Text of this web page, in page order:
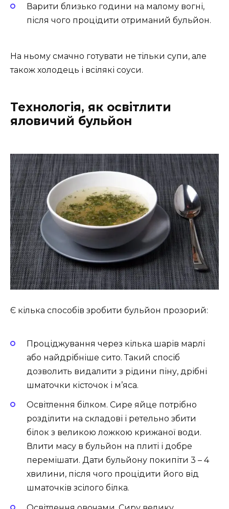
Варити близько години на малому вогні,
після чого процідити отриманий бульйон.
На ньому смачно готувати не тільки супи, але
також холодець і всілякі соуси.
Технологія, як освітлити
яловичий бульйон
Є кілька способів зробити бульйон прозорий:
Проціджування через кілька шарів марлі
або найдрібніше сито. Такий спосіб
дозволить видалити з рідини піну, дрібні
шматочки кісточок і м’яса.
Освітлення білком. Сире яйце потрібно
розділити на складові і ретельно збити
білок з великою ложкою крижаної води.
Влити масу в бульйон на плиті і добре
перемішати. Дати бульйону покипіти 3 – 4
хвилини, після чого процідити його від
шматочків зсілого білка.